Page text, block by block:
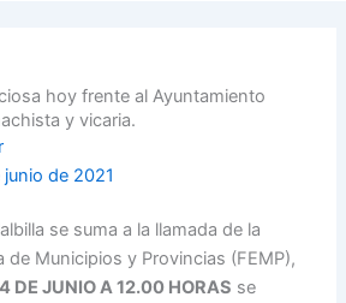
hoy frente al Ayuntamiento
y vicaria.
de 2021
se suma a la llamada de la
de Municipios y Provincias (FEMP),
DE JUNIO A 12.00 HORAS se